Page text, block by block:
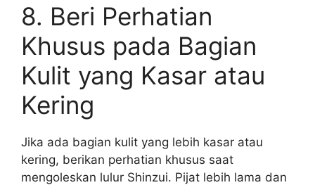
8. Beri Perhatian
Khusus pada Bagian
Kulit yang Kasar atau
Kering
Jika ada bagian kulit yang lebih kasar atau
kering, berikan perhatian khusus saat
mengoleskan lulur Shinzui. Pijat lebih lama dan